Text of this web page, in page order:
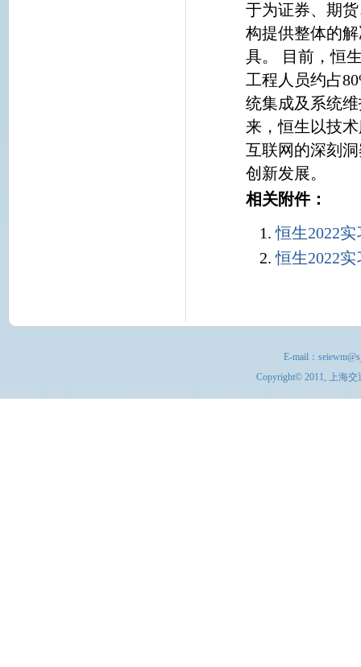
于为证券、期
构提供整体的
具。 目前，恒
工程人员约占
统集成及系统
来，恒生以技
互联网的深刻
创新发展。
相关附件：
恒生2022
恒生2022
E-mail：
Copyright© 2011, 上海